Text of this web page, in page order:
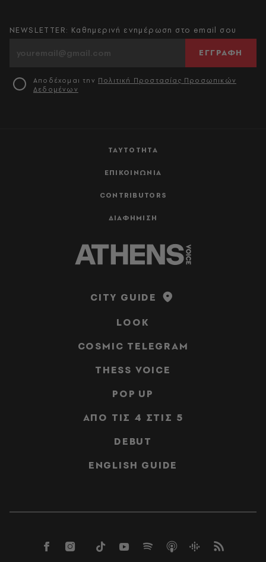
ΤΑΥΤΟΤΗΤΑ
ΕΠΙΚΟΙΝΩΝΙΑ
CONTRIBUTORS
ΔΙΑΦΗΜΙΣΗ
NEWSLETTER: Καθημερινή ενημέρωση στο email σου
ΕΓΓΡΑΦΗ
Αποδέχομαι την Πολιτική Προστασίας Προσωπικών
Δεδομένων
CITY GUIDE
LOOK
COSMIC TELEGRAM
THESS VOICE
POP UP
ΑΠΟ ΤΙΣ 4 ΣΤΙΣ 5
DEBUT
ENGLISH GUIDE